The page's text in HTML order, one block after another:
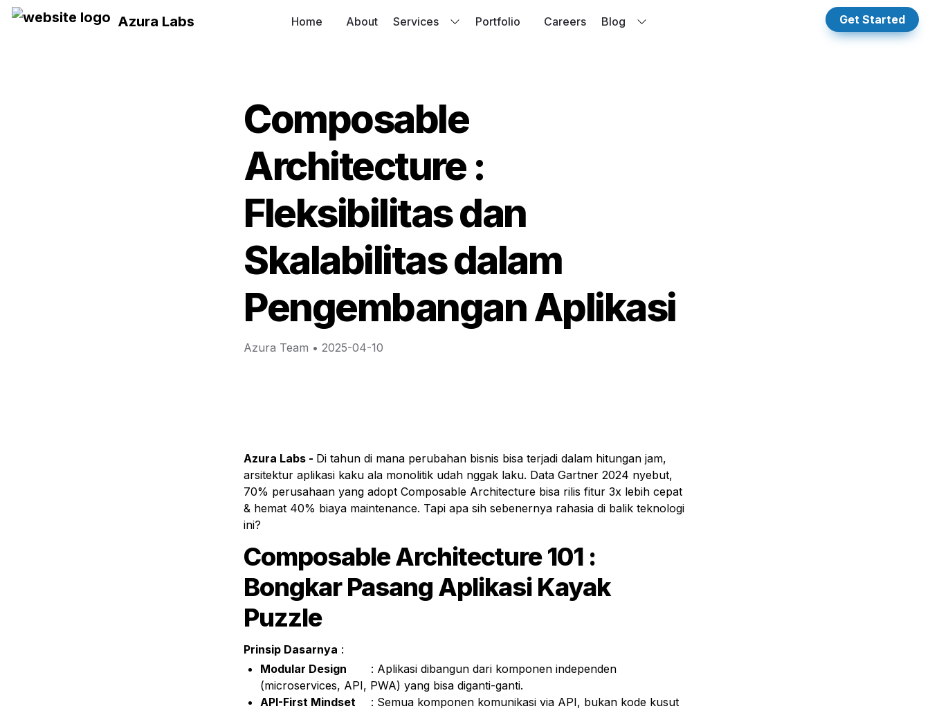
Azura Labs Home About Services Portfolio Careers Blog Get Started
Composable
Architecture :
Fleksibilitas dan
Skalabilitas dalam
Pengembangan Aplikasi
Azura Team • 2025-04-10
Azura Labs - Di tahun di mana perubahan bisnis bisa terjadi dalam hitungan jam,
arsitektur aplikasi kaku ala monolitik udah nggak laku. Data Gartner 2024 nyebut,
70% perusahaan yang adopt Composable Architecture bisa rilis fitur 3x lebih cepat
& hemat 40% biaya maintenance. Tapi apa sih sebenernya rahasia di balik teknologi
ini?
Composable Architecture 101 :
Bongkar Pasang Aplikasi Kayak
Puzzle
Prinsip Dasarnya :
Modular Design
(microservices, API, PWA) yang bisa diganti-ganti.
API-First Mindset